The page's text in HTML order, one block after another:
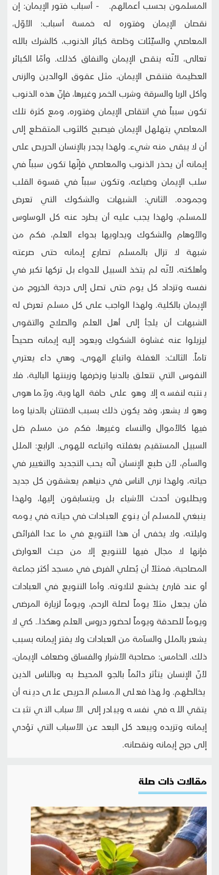
المسلمون بحسب أعمالهم. - أسباب فتور الإيمان: إن
نقصان الإيمان وفتوره له خمسة أسباب: الأوّل،
المعاصي والسيِّئات وخاصة كبائر الذنوب، كالشرك بالله
تعالى، لأنّه ينقص الإيمان والنفاق كذلك. وأمّا الكبائر
العظيمة فتنقص الإيمان، مثل عقوق الوالدين والزنى
وأكل الربا والسرقة وشرب الخمر وغيرها، فإنّ هذه الذنوب
تكون سبباً في انتقاص الإيمان وفتوره، ومع كثرة تلك
المعاصي يتهلهل الإيمان فيصبح كالثوب المتقطع إلى
أن لا يبقى منه شيء. ولهذا يجدر بالإنسان الحريص على
إيمانه أن يحذر الذنوب والمعاصي فإنّها تكون سبباً في
سلب الإيمان وضياعه، وتكون سبباً في قسوة القلب
وجموده. الثاني: الشبهات والشكوك التي تعرض
للمسلم، ولهذا يجب عليه أن يطرد عنه كل الوساوس
والأوهام والشكوك ويداويها بدواء العلم، فكم من
شبهة لا تزال بالمسلم تصارع إيمانه حتى صرعته
وأهلكته، لأنّه لم يتخذ السبيل للدواء بل تركها تكبر في
نفسه وتزداد كل يوم حتى تصل إلى درجة الخروج من
الإيمان بالكلية. ولهذا الواجب على كل مسلم تعرض له
الشبهات أن يلجأ إلى أهل العلم والصلاح والتقوى
ليزيلوا عنه غشاوة الشكوك ويعود إليه إيمانه صحيحاً
تاماً. الثالث: الغفلة واتباع الهوى، وهي داء يعتري
النفوس التي تتعلق بالدنيا وزخرفها وزينتها البالية، فلا
ينتبه لنفسه إلا وهو على حافة الهاوية، وربّما هوى
وهو لا يشعر، وقد يكون ذلك بسبب الافتتان بالدنيا وما
فيها كالأموال والنساء وغيرها، فكم من مسلم ضل
السبيل المستقيم بغفلته واتباعه للهوى. الرابع: الملل
والسأم، لأن طبع الإنسان أنّه يحب التجديد والتغيير في
حياته، ولهذا نرى الناس في دنياهم يعشقون كل جديد
ويطلبون أحدث الأشياء بل ويتسابقون إليها، ولهذا
ينبغي للمسلم أن ينوع العبادات في حياته في يومه
وليلته، ولا يخفى أن هذا التنويع في ما عدا الفرائض
فإنها لا مجال فيها للتنويع إلا من حيث العوارض
المصاحبة، فمثلاً أن يُصلي الفرض في مسجد أكثر جماعة
أو عند قارئ يخشع لتلاوته. وأما التنويع في العبادات
فأن يجعل مثلاً يوماً لصلة الرحم، ويوماً لزيارة المرضى
ويوماً للصدقة ويوماً لحضور دروس العلم وهكذا.. كي لا
يشعر بالملل والسآمة من العبادات ولا يفتر إيمانه بسبب
ذلك. الخامس: مصاحبة الأشرار والفساق وضعاف الإيمان،
لأنّ الإنسان يتأثر دائماً بالجو المحيط به وبالناس الذين
يخالطهم. ولهذا فعلى المسلم الحريص على دينه أن
يتقي الله في نفسه ويبادر إلى الأسباب التي تثبت
إيمانه وتزيده ويبعد كل البعد عن الأسباب التي تؤدي
إلى جرح إيمانه ونقصانه.
مقالات ذات صلة